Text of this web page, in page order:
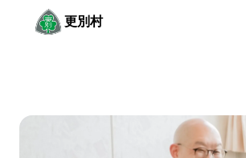
更別村